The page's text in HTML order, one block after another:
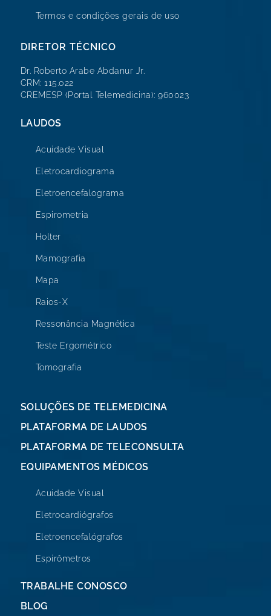
Termos e condições gerais de uso
DIRETOR TÉCNICO
Dr. Roberto Arabe Abdanur Jr.
CRM: 115.022
CREMESP (Portal Telemedicina): 960023
LAUDOS
Acuidade Visual
Eletrocardiograma
Eletroencefalograma
Espirometria
Holter
Mamografia
Mapa
Raios-X
Ressonância Magnética
Teste Ergométrico
Tomografia
SOLUÇÕES DE TELEMEDICINA
PLATAFORMA DE LAUDOS
PLATAFORMA DE TELECONSULTA
EQUIPAMENTOS MÉDICOS
Acuidade Visual
Eletrocardiógrafos
Eletroencefalógrafos
Espirômetros
TRABALHE CONOSCO
BLOG